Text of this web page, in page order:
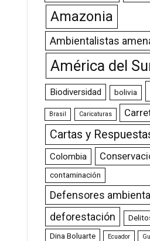
Amazonia
Ambientalistas
América del
Biodiversidad bolivia
Brasil Caricaturas
Cartas y
Colombia
contaminación
Defensores
deforestación
Dina Boluarte Ecuador